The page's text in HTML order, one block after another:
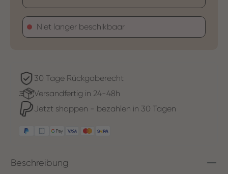
Niet langer beschikbaar
30 Tage Rückgaberecht
Versandfertig in 24-48h
Jetzt shoppen - bezahlen in 30 Tagen
Beschreibung